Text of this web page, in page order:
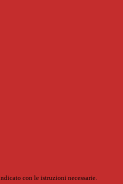
con le istruzioni necessarie.